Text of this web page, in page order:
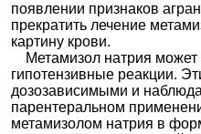
появлении признаков
прекратить лечение
картину крови.
Метамизол натрия может
гипотензивные реакции.
дозозависимыми и
парентеральном
метамизолом натрия в